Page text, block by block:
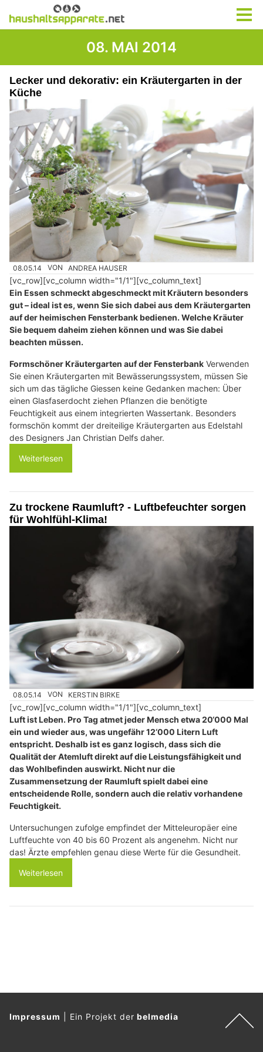
08. MAI 2014
Lecker und dekorativ: ein Kräutergarten in der
Küche
08.05.14 VON ANDREA HAUSER
[vc_row][vc_column width="1/1"][vc_column_text]
Ein Essen schmeckt abgeschmeckt mit Kräutern besonders
gut – ideal ist es, wenn Sie sich dabei aus dem Kräutergarten
auf der heimischen Fensterbank bedienen. Welche Kräuter
Sie bequem daheim ziehen können und was Sie dabei
beachten müssen.
Formschöner Kräutergarten auf der Fensterbank Verwenden
Sie einen Kräutergarten mit Bewässerungssystem, müssen Sie
sich um das tägliche Giessen keine Gedanken machen: Über
einen Glasfaserdocht ziehen Pflanzen die benötigte
Feuchtigkeit aus einem integrierten Wassertank. Besonders
formschön kommt der dreiteilige Kräutergarten aus Edelstahl
des Designers Jan Christian Delfs daher.
Weiterlesen
Zu trockene Raumluft? - Luftbefeuchter sorgen
für Wohlfühl-Klima!
08.05.14 VON KERSTIN BIRKE
[vc_row][vc_column width="1/1"][vc_column_text]
Luft ist Leben. Pro Tag atmet jeder Mensch etwa 20‘000 Mal
ein und wieder aus, was ungefähr 12‘000 Litern Luft
entspricht. Deshalb ist es ganz logisch, dass sich die
Qualität der Atemluft direkt auf die Leistungsfähigkeit und
das Wohlbefinden auswirkt. Nicht nur die
Zusammensetzung der Raumluft spielt dabei eine
entscheidende Rolle, sondern auch die relativ vorhandene
Feuchtigkeit.
Untersuchungen zufolge empfindet der Mitteleuropäer eine
Luftfeuchte von 40 bis 60 Prozent als angenehm. Nicht nur
das! Ärzte empfehlen genau diese Werte für die Gesundheit.
Weiterlesen
Impressum Ein Projekt derbelmedia